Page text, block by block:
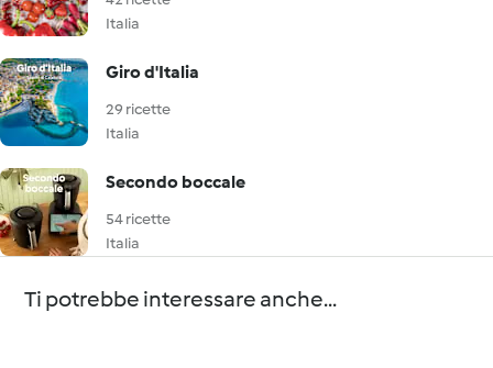
Italia
Giro d'Italia
29 ricette
Italia
Secondo boccale
54 ricette
Italia
Ti potrebbe interessare anche...